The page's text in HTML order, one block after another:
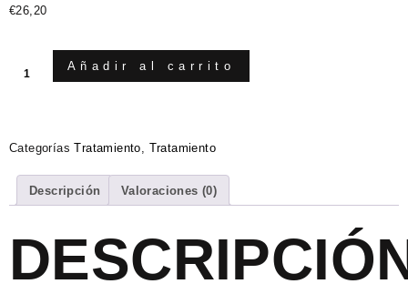
€26,20
Añadir al carrito
Categorías Tratamiento, Tratamiento
Descripción Valoraciones (0)